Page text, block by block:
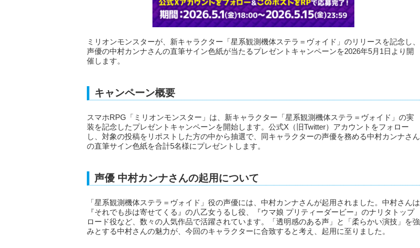
ミリオンモンスターが、新キャラクター「星系観測機体ステラ＝ヴォイド」のリリースを記念し、
声優の中村カンナさんの直筆サイン色紙が当たるプレゼントキャンペーンを2026年5月1日より開
催します。
キャンペーン概要
スマホRPG「ミリオンモンスター」は、新キャラクター「星系観測機体ステラ＝ヴォイド」の実
装を記念したプレゼントキャンペーンを開始します。公式X（旧Twitter）アカウントをフォロー
し、対象の投稿をリポストした方の中から抽選で、同キャラクターの声優を務める中村カンナさん
の直筆サイン色紙を合計5名様にプレゼントします。
声優 中村カンナさんの起用について
「星系観測機体ステラ＝ヴォイド」役の声優には、中村カンナさんが起用されました。中村さんは
『それでも歩は寄せてくる』の八乙女うるし役、『ウマ娘 プリティーダービー』のナリタトップ
ロード役など、数々の人気作品で活躍されています。「透明感のある声」と「柔らかい演技」を強
みとする中村さんの魅力が、今回のキャラクターに合致すると考え、起用に至りました。